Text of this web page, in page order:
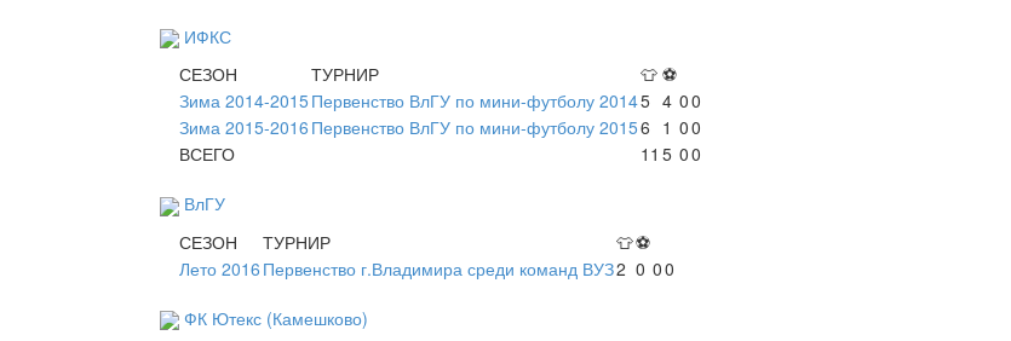
ИФКС
СЕЗОН
ТУРНИР 👕 ⚽
Зима 2014-2015Первенство ВлГУ по мини-футболу 20145 4 00
Зима 2015-2016 Первенство ВлГУ по мини-футболу 20156 1 00
ВСЕГО
11 5 00
ВлГУ
СЕЗОН
ТУРНИР 👕⚽
Лето 2016 Первенство г.Владимира среди команд ВУЗ2 0 00
ФК Ютекс (Камешково)